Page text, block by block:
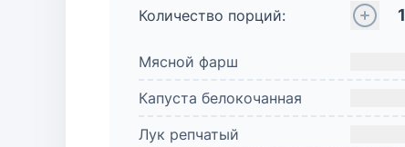
Количество порций:
1
Мясной фарш
Капуста белокочанная
Лук репчатый